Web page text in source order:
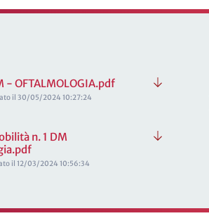
- OFTALMOLOGIA.pdf
il 30/05/2024 10:27:24
n. 1 DM
il 12/03/2024 10:56:34